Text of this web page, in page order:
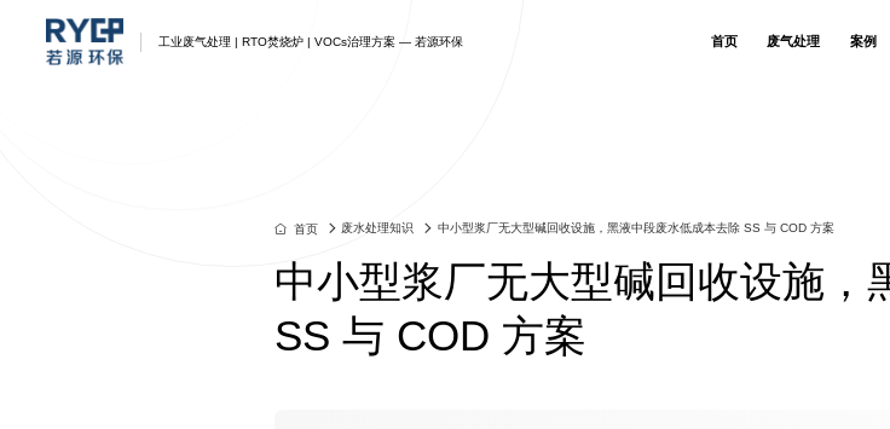
工业废气处理 | RTO焚烧炉 | VOCs治理方案 — 若源环保 首页 废气处理
业废气环保综合治理方案
吸收洗涤技术 吸附脱附技术
模块低温深冷技术 湿电除尘技术 布
生物除臭技术 风风逆流换热技术
案例
业环保综合废气治理方案
化工污水站调节 污水站生化段恶
PVC 加工助剂异 电动车喷涂车间 热
热镀锌锌烟颗粒 炒酱（调味酱包）气 动
塑料薄膜凹版印
业环保综合治理方案
适用场景 相关案例
业环保综合治理方案
吸附脱附设备 RTO焚烧炉
业环保综合治理方案
废气治理知识 废水处理知识
环保设备观点 行业动态
换热器技术
业环保综合治理方案
客户评价
业环保综合治理方案首页 废水处理知识 中小型浆厂无大型碱回收设施，黑液中段废水低成本去除 SS 与 COD 方案
中小型浆厂无大型碱回收设施，
SS 与 COD 方案